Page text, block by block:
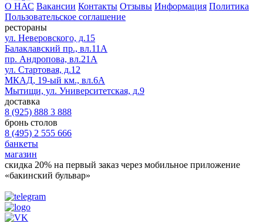
О НАС Вакансии Контакты Отзывы Информация Политика
Пользовательское соглашение
рестораны
ул. Неверовского, д.15
Балаклавский пр., вл.11А
пр. Андропова, вл.21А
ул. Стартовая, д.12
МКАД, 19-ый км., вл.6А
Мытищи, ул. Университетская, д.9
доставка
8 (925) 888 3 888
бронь столов
8 (495) 2 555 666
банкеты
магазин
скидка 20% на первый заказ через мобильное приложение
«бакинский бульвар»